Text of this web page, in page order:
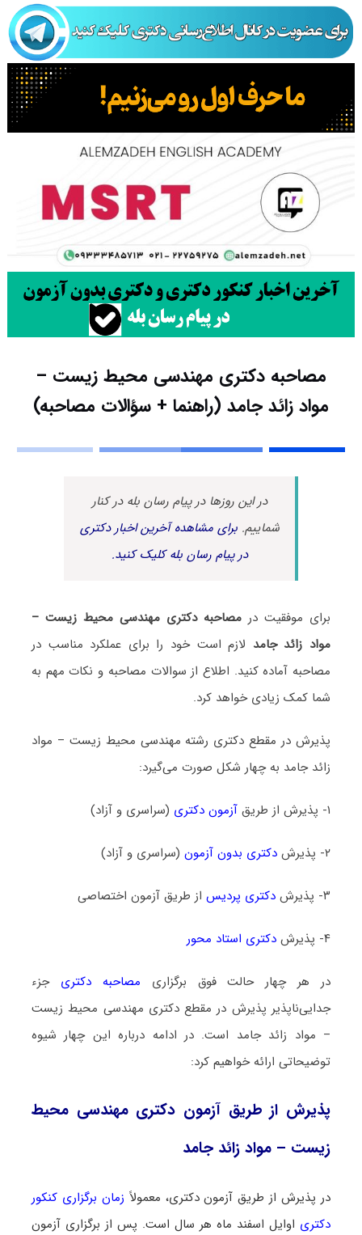
مصاحبه دکتری مهندسی محیط زیست –
مواد زائد جامد (راهنما + سؤالات مصاحبه)
در این روزها در پیام رسان بله در کنار
شماییم.برای مشاهده آخرین اخبار دکتری
در پیام رسان بله کلیک کنید.
برای موفقیت در مصاحبه دکتری مهندسی محیط‌ زیست –
مواد زائد جامد لازم است خود را برای عملکرد مناسب در
مصاحبه آماده کنید. اطلاع از سوالات مصاحبه و نکات مهم به
شما کمک زیادی خواهد کرد.
پذیرش در مقطع دکتری رشته مهندسی محیط‌ زیست – مواد
زائد جامد به چهار شکل صورت می‌گیرد:
۱- پذیرش از طریق آزمون دکتری (سراسری و آزاد)
۲- پذیرش دکتری بدون آزمون(سراسری و آزاد)
۳- پذیرش دکتری پردیساز طریق آزمون اختصاصی
۴- پذیرش دکتری استاد محور
در هر چهار حالت فوق برگزاری مصاحبه دکتری جزء
جدایی‌ناپذیر پذیرش در مقطع دکتری مهندسی محیط‌ زیست
– مواد زائد جامد است. در ادامه درباره این چهار شیوه
توضیحاتی ارائه خواهیم کرد:
پذیرش از طریق آزمون دکتری مهندسی محیط‌
زیست – مواد زائد جامد
در پذیرش از طریق آزمون دکتری، معمولاً زمان برگزاری کنکور
دکتری اوایل اسفند ماه هر سال است. پس از برگزاری آزمون